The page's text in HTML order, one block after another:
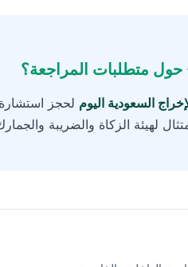
متطلبات المراجعة؟
السعودية اليوم لحجز
لهيئة الزكاة والضريبة